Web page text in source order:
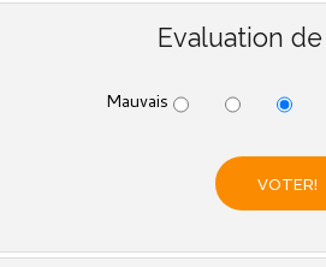
Evaluation
Mauvais